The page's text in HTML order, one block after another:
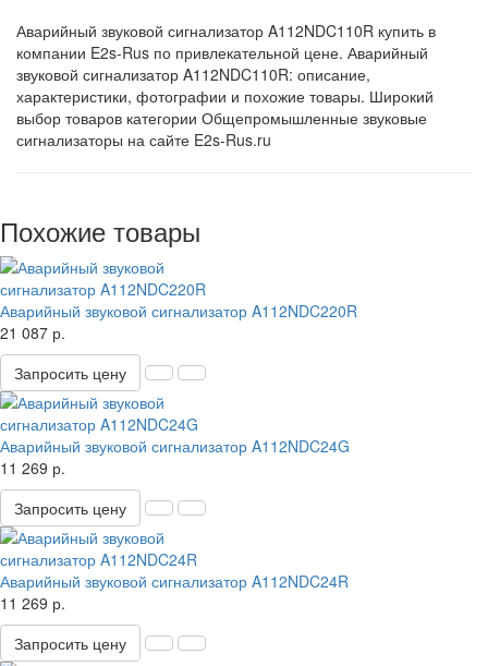
Аварийный звуковой сигнализатор A112NDC110R купить в
компании E2s-Rus по привлекательной цене. Аварийный
звуковой сигнализатор A112NDC110R: описание,
характеристики, фотографии и похожие товары. Широкий
выбор товаров категории Общепромышленные звуковые
сигнализаторы на сайте E2s-Rus.ru
Похожие товары
Аварийный звуковой сигнализатор A112NDC220R
21 087 р.
Запросить цену
Аварийный звуковой сигнализатор A112NDC24G
11 269 р.
Запросить цену
Аварийный звуковой сигнализатор A112NDC24R
11 269 р.
Запросить цену